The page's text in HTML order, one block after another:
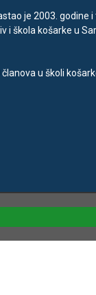
je 2003. godine
i škola košarke u
u školi